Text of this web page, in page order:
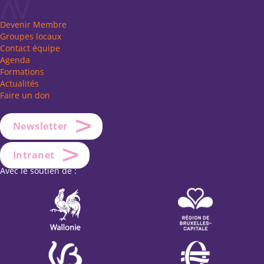
Devenir Membre
Groupes locaux
Contact équipe
Agenda
Formations
Actualités
Faire un don
Newsletter
Intranet
Avec le soutien de :